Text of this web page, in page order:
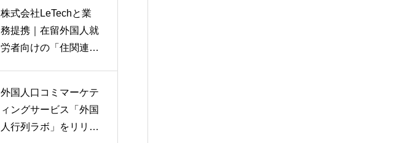
株式会社LeTechと業
務提携｜在留外国人就
労者向けの「住関連サ
外国人口コミマーケテ
ィングサービス「外国
人行列ラボ」をリリー